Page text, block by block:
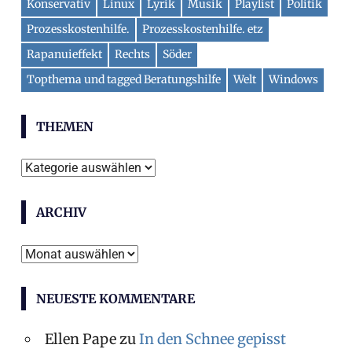
Konservativ
Linux Lyrik Musik Playlist
Politik
Prozesskostenhilfe.
Prozesskostenhilfe. etz
Rapanuieffekt
Rechts
Söder
Topthema und tagged Beratungshilfe
Welt Windows
THEMEN
T
e
n
ARCHIV
A
i
NEUESTE KOMMENTARE
Ellen PapezuIn den Schnee gepisst